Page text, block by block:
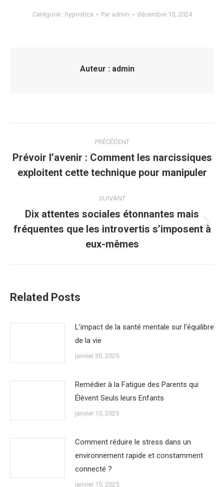
Catégorie : hypnotica Par admin décembre 15, 2024
Auteur : admin
article
PRÉCÉDENT
Article
précédent
Prévoir l’avenir : Comment les narcissiques
exploitent cette technique pour manipuler
SUIVANT
Article
suivant
Dix attentes sociales étonnantes mais
fréquentes que les introvertis s’imposent à
eux-mêmes
Related Posts
L’impact de la santé mentale sur l’équilibre
de la vie
janvier 30, 2025
Remédier à la Fatigue des Parents qui
Élèvent Seuls leurs Enfants
janvier 15, 2025
Comment réduire le stress dans un
environnement rapide et constamment
connecté ?
janvier 15, 2025